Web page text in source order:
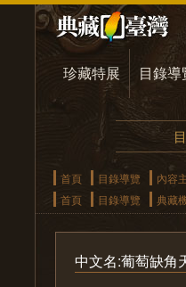
珍藏特展 目錄導
首頁 目錄導覽 內容
首頁
目錄導覽 典藏
中文名:葡萄缺角